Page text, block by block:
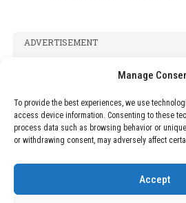
Manage
To provide the best experiences, we use
access device information. Consenting to these
process data such as browsing behavior or
or withdrawing consent, may adversely affect
Accept
ADVERTISEMENT